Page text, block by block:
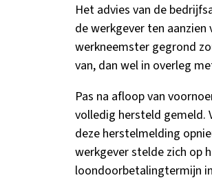
Het advies van de
de werkgever ten
werkneemster gegrond
van, dan wel in overleg
Pas na afloop van
volledig hersteld gemeld.
deze herstelmelding
werkgever stelde zich op
loondoorbetalingtermijn